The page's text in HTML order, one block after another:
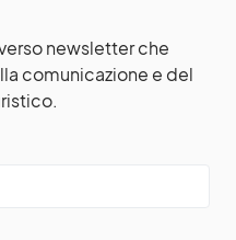
newsletter che
comunicazione e del